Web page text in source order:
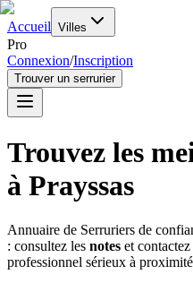
Accueil Villes
Pro
Connexion/Inscription
Trouver un serrurier
Trouvez les
à Prayssas
Annuaire de Serruriers de
: consultez les notes et
professionnel sérieux à